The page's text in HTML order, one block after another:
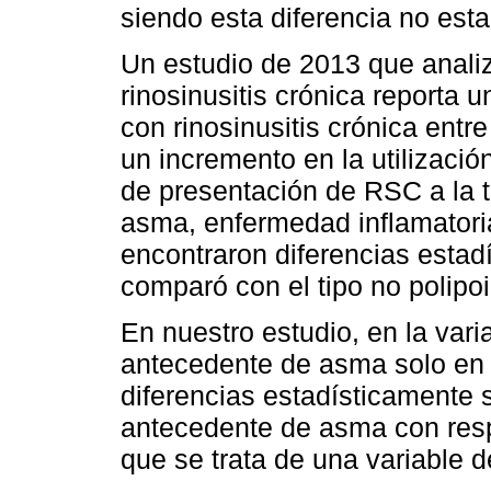
siendo esta diferencia no
Un estudio de 2013 que
rinosinusitis crónica reporta
con rinosinusitis crónica
un incremento en la
de presentación de RSC a la
asma, enfermedad
encontraron diferencias
comparó con el tipo no
En nuestro estudio, en la
antecedente de asma solo
diferencias estadísticamente
antecedente de asma con
que se trata de una variable